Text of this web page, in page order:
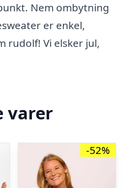
Nem ombytning
er enkel,
rudolf! Vi elsker jul,
varer
-52%